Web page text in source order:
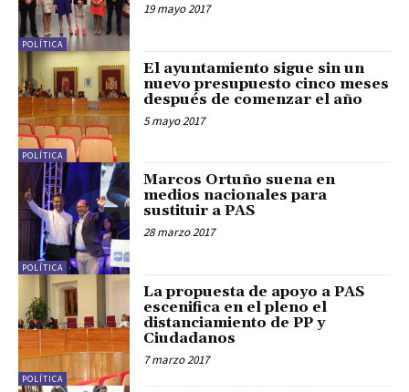
POLÍTICA
19 mayo 2017
POLÍTICA
El ayuntamiento sigue sin un
nuevo presupuesto cinco meses
después de comenzar el año
5 mayo 2017
POLÍTICA
Marcos Ortuño suena en
medios nacionales para
sustituir a PAS
28 marzo 2017
POLÍTICA
La propuesta de apoyo a PAS
escenifica en el pleno el
distanciamiento de PP y
Ciudadanos
7 marzo 2017